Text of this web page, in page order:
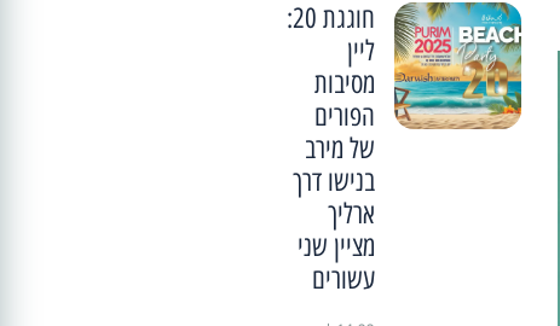
חוגגת 20:
ליין
מסיבות
הפורים
של מירב
בנישו דרך
ארליך
מציין שני
עשורים